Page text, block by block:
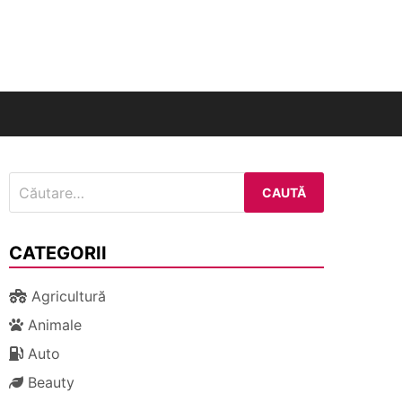
după:
CATEGORII
Agricultură
Animale
Auto
Beauty